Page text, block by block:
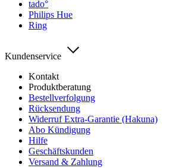
tado°
Philips Hue
Ring
Kundenservice
Kontakt
Produktberatung
Bestellverfolgung
Rücksendung
Widerruf Extra-Garantie (Hakuna)
Abo Kündigung
Hilfe
Geschäftskunden
Versand & Zahlung